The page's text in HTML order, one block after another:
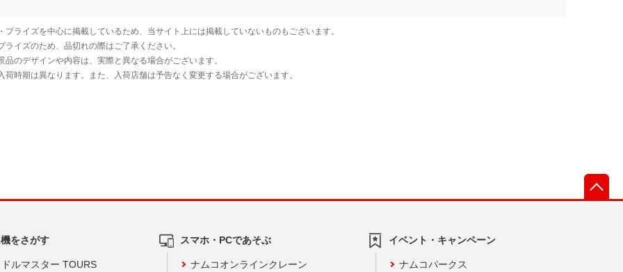
をさがす
ルマスター TOURS
スマホ・PCであそぶ
ナムコオンラインクレーン
イベント・キャンペーン
ナムコパークス